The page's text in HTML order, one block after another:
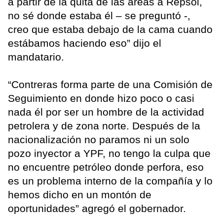
no sé donde estaba él – se preguntó -,
creo que estaba debajo de la cama cuando
estábamos haciendo eso” dijo el
mandatario.
“Contreras forma parte de una Comisión de
Seguimiento en donde hizo poco o casi
nada él por ser un hombre de la actividad
petrolera y de zona norte. Después de la
nacionalización no paramos ni un solo
pozo inyector a YPF, no tengo la culpa que
no encuentre petróleo donde perfora, eso
es un problema interno de la compañía y lo
hemos dicho en un montón de
oportunidades” agregó el gobernador.